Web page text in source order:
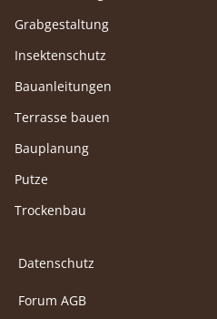
Grabgestaltung
Insektenschutz
Bauanleitungen
Terrasse bauen
Bauplanung
Putze
Trockenbau
Datenschutz
Forum AGB